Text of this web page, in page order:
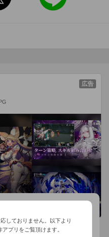
広告
しておりません。以下より
プリをご覧頂けます。